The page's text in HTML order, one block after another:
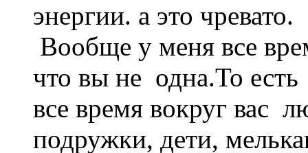
энергии. а это чревато.
Вообще у меня все
что вы не одна.То есть
все время вокруг вас
подружки, дети,